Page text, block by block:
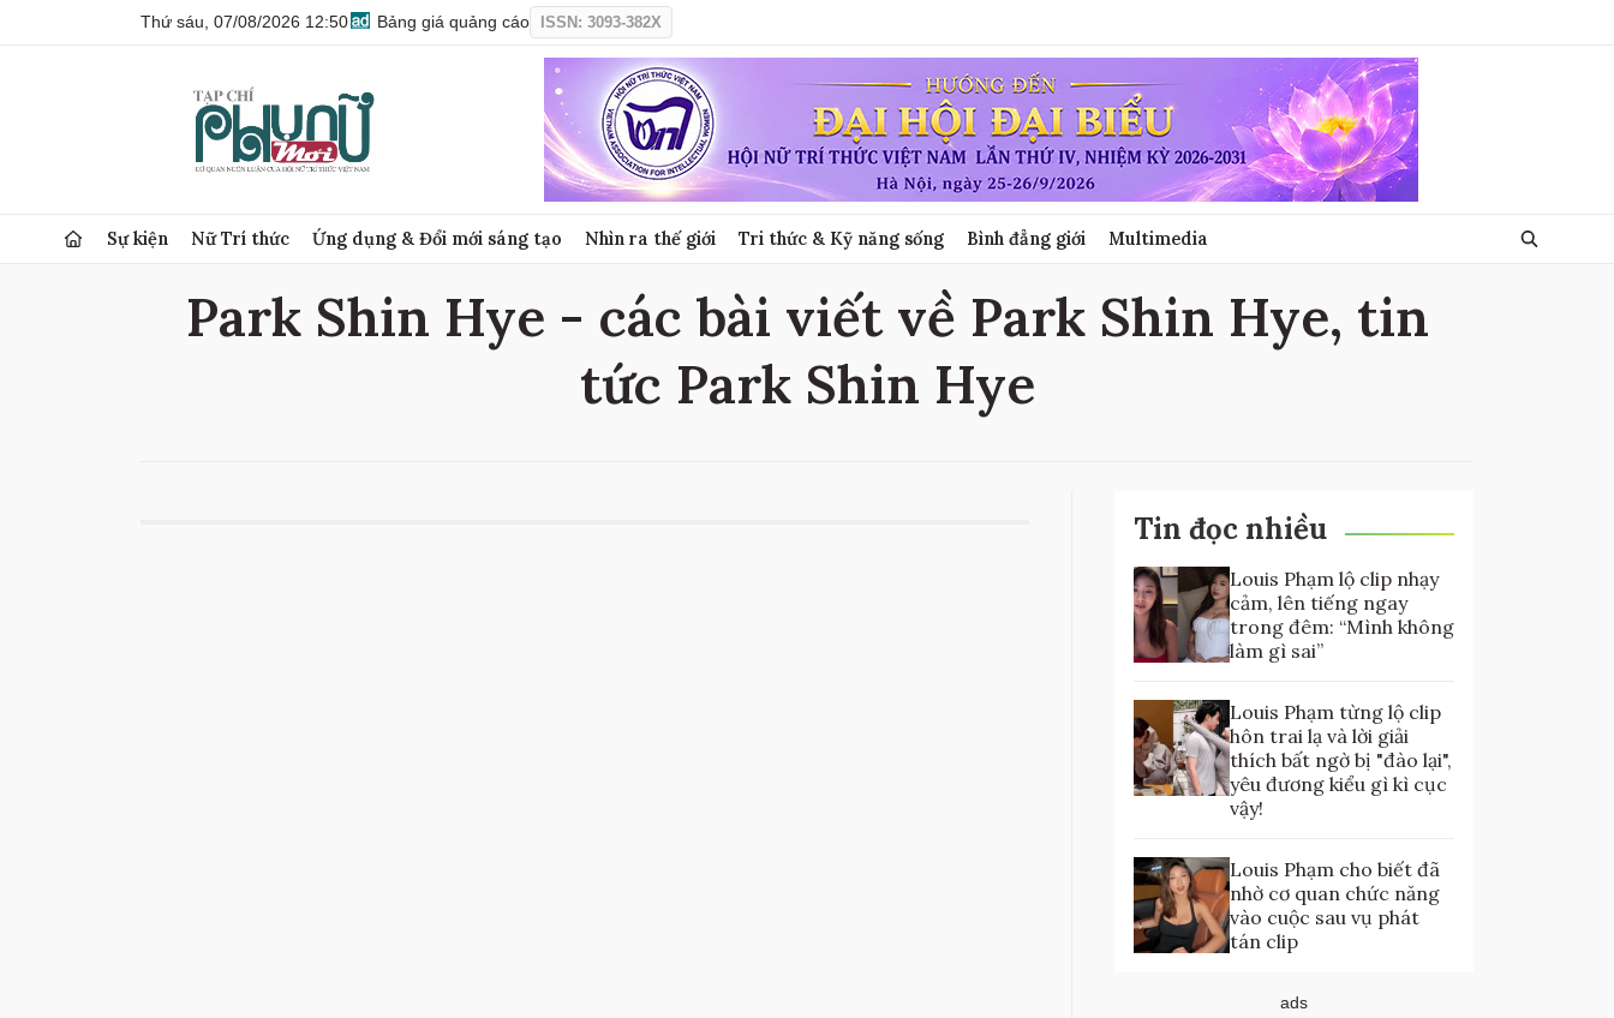
Thứ sáu, 07/08/2026 12:50 Bảng giá quảng cáo ISSN: 3093-382X
Sự kiện Nữ Trí thức Ứng dụng & Đổi mới sáng tạo Nhìn ra thế giới Tri thức & Kỹ năng sống Bình đẳng giới Multimedia
Park Shin Hye - các bài viết về Park Shin Hye, tin
tức Park Shin Hye
Tin đọc nhiều
Louis Phạm lộ clip nhạy
cảm, lên tiếng ngay
trong đêm: “Mình không
làm gì sai”
Louis Phạm từng lộ clip
hôn trai lạ và lời giải
thích bất ngờ bị "đào lại",
yêu đương kiểu gì kì cục
vậy!
Louis Phạm cho biết đã
nhờ cơ quan chức năng
vào cuộc sau vụ phát
tán clip
ads